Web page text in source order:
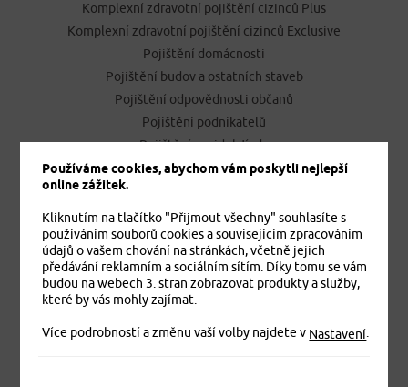
Komplexní zdravotní pojištění cizinců Plus
Komplexní zdravotní pojištění cizinců Exclusive
Pojištění domácnosti
Pojištění budov a ostatních staveb
Pojištění odpovědnosti občanů
Pojištění podnikatelů
Pojištění vozidel Jízda
Cestovní pojištění online
Pojištění cizinců online
Úrazové pojištění online
Pojištění vozidel Jízda online
Používáme cookies, abychom vám poskytli nejlepší
online zážitek.
Kliknutím na tlačítko "Přijmout všechny" souhlasíte s
používáním souborů cookies a souvisejícím zpracováním
údajů o vašem chování na stránkách, včetně jejich
předávání reklamním a sociálním sítím. Díky tomu se vám
budou na webech 3. stran zobrazovat produkty a služby,
které by vás mohly zajímat.
Více podrobností a změnu vaší volby najdete v Nastavení.